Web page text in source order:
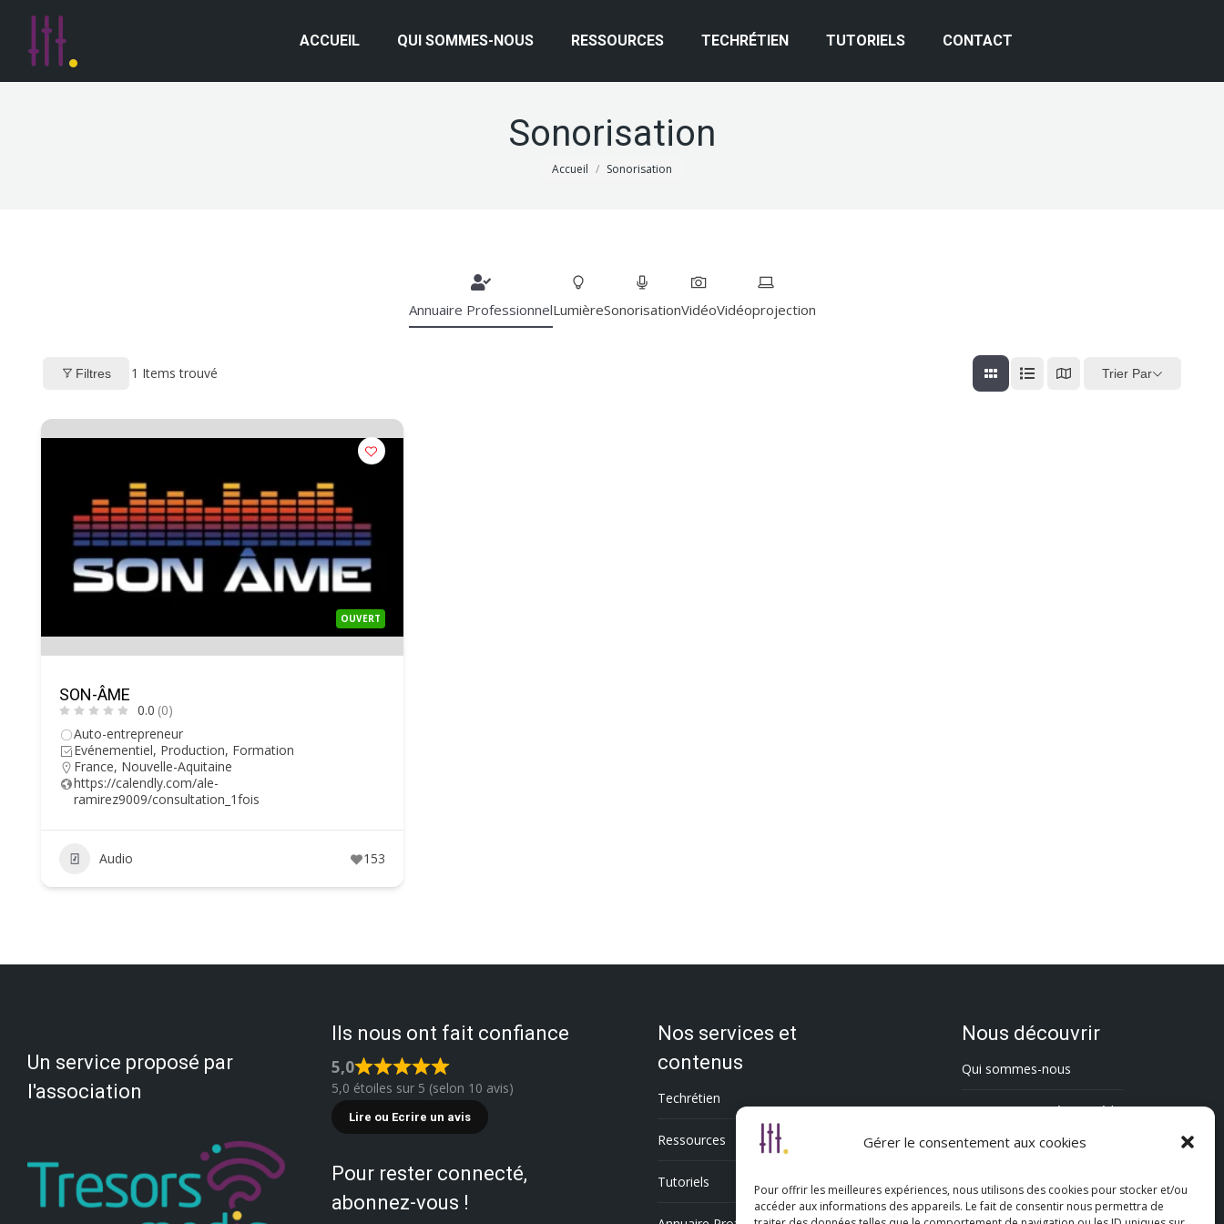
Gérer le consentement aux cookies
Pour offrir les meilleures expériences, nous utilisons des cookies pour stocker et/ou
accéder aux informations des appareils. Le fait de consentir nous permettra de
ACCUEIL QUI SOMMES-NOUS RESSOURCES TECHRÉTIEN TUTORIELS CONTACT
Sonorisation
Vous êtes ici :
Accueil Sonorisation
Annuaire ProfessionnelLumièreSonorisationVidéoVidéoprojection
Filtres 1 Items trouvé Trier Par
OUVERT
SON-ÂME
0.0 (0)
Auto-entrepreneur
Evénementiel, Production, Formation
France, Nouvelle-Aquitaine
https://calendly.com/ale-
ramirez9009/consultation_1fois
Audio 153
Un service proposé par
l'association
Ils nous ont fait confiance
5,0
5,0 étoiles sur 5 (selon 10 avis)
Lire ou Ecrire un avis
Pour rester connecté,
abonnez-vous !
Nos services et
contenus
Techrétien
Ressources
Tutoriels
Nous découvrir
Qui sommes-nous
L’association Trésorsmédia
Contact
Politique de cookies (UE)